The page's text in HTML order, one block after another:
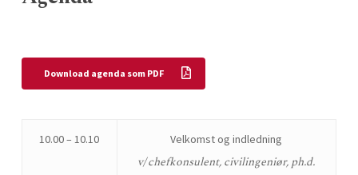
Download agenda som PDF
10.00 – 10.10 Velkomst og indledning
v/ chefkonsulent, civilingeniør, ph.d.